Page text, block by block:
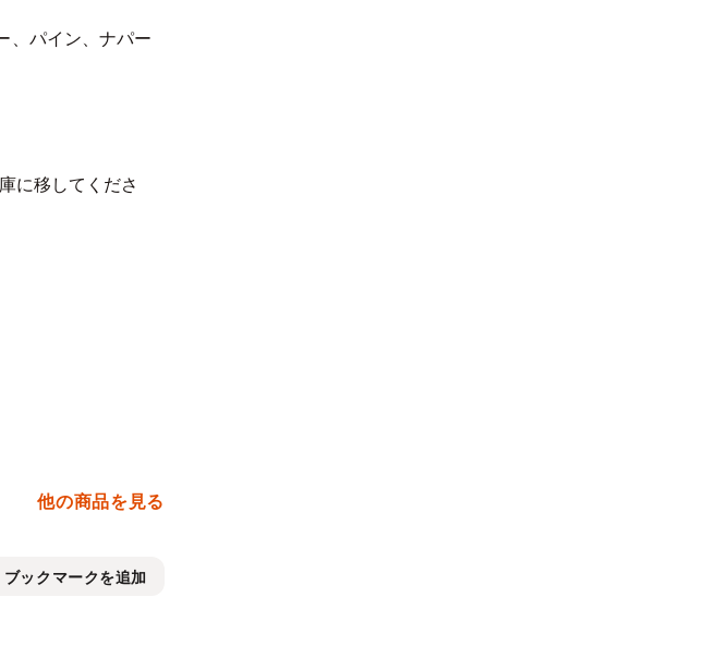
、パイン、ナパー
に移してくださ
他の商品を見る
ブックマークを追加